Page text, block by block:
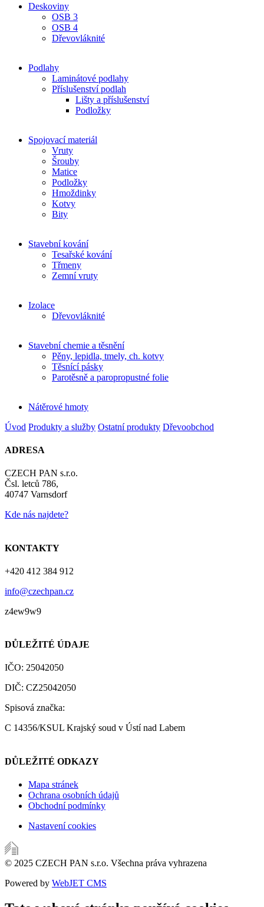
Deskoviny
OSB 3
OSB 4
Dřevovláknité
Podlahy
Laminátové podlahy
Příslušenství podlah
Lišty a příslušenství
Podložky
Spojovací materiál
Vruty
Šrouby
Matice
Podložky
Hmoždinky
Kotvy
Bity
Stavební kování
Tesařské kování
Třmeny
Zemní vruty
Izolace
Dřevovláknité
Stavební chemie a těsnění
Pěny, lepidla, tmely, ch. kotvy
Těsnící pásky
Parotěsně a paropropustné folie
Nátěrové hmoty
Úvod Produkty a služby Ostatní produkty Dřevoobchod
ADRESA
CZECH PAN s.r.o.
Čsl. letců 786,
40747 Varnsdorf
Kde nás najdete?
KONTAKTY
+420 412 384 912
info@czechpan.cz
z4ew9w9
DŮLEŽITÉ ÚDAJE
IČO: 25042050
DIČ: CZ25042050
Spisová značka:
C 14356/KSUL Krajský soud v Ústí nad Labem
DŮLEŽITÉ ODKAZY
Mapa stránek
Ochrana osobních údajů
Obchodní podmínky
Nastavení cookies
© 2025 CZECH PAN s.r.o. Všechna práva vyhrazena
Powered by WebJET CMS